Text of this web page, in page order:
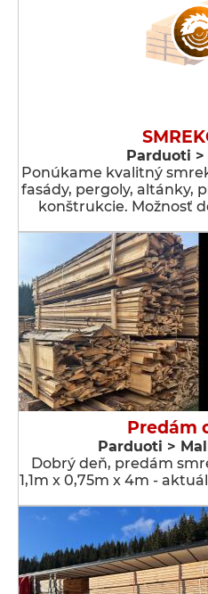
Parduoti >
Ponúkame kvalitný
fasády, pergoly, altánky,
konštrukcie. Možnosť
Predám
Parduoti >
Dobrý deň, predám
1,1m x 0,75m x 4m -